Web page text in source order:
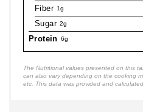
Fiber 1g
Sugar 2g
Protein 6g
The Nutritional values presented on this
can also vary depending on the cooking
etc. This data was provided and